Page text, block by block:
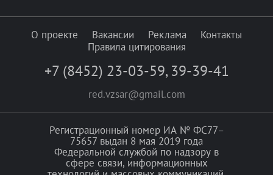
О проекте Вакансии Реклама
Контакты
Правила цитирования
+7 (8452) 23-03-59, 39-39-41
red.vzsar@gmail.com
Регистрационный номер ИА № ФС77–
75657 выдан 8 мая 2019 года
Федеральной службой по надзору в
сфере связи, информационных